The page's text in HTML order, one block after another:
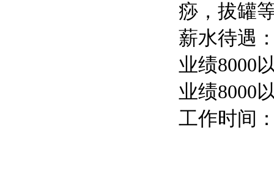
痧，拔罐
薪水待遇
业绩8000
业绩8000
工作时间